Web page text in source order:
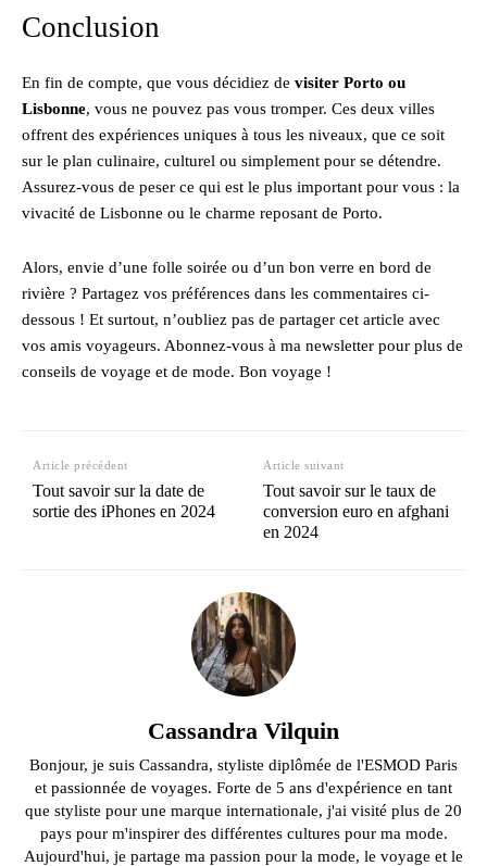
Conclusion
En fin de compte, que vous décidiez de visiter Porto ou
Lisbonne, vous ne pouvez pas vous tromper. Ces deux villes
offrent des expériences uniques à tous les niveaux, que ce soit
sur le plan culinaire, culturel ou simplement pour se détendre.
Assurez-vous de peser ce qui est le plus important pour vous : la
vivacité de Lisbonne ou le charme reposant de Porto.
Alors, envie d’une folle soirée ou d’un bon verre en bord de
rivière ? Partagez vos préférences dans les commentaires ci-
dessous ! Et surtout, n’oubliez pas de partager cet article avec
vos amis voyageurs. Abonnez-vous à ma newsletter pour plus de
conseils de voyage et de mode. Bon voyage !
Article précédent
Tout savoir sur la date de
sortie des iPhones en 2024
Article suivant
Tout savoir sur le taux de
conversion euro en afghani
en 2024
Cassandra Vilquin
Bonjour, je suis Cassandra, styliste diplômée de l'ESMOD Paris
et passionnée de voyages. Forte de 5 ans d'expérience en tant
que styliste pour une marque internationale, j'ai visité plus de 20
pays pour m'inspirer des différentes cultures pour ma mode.
Aujourd'hui, je partage ma passion pour la mode, le voyage et le